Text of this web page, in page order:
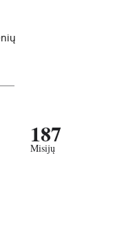
187
Misijų